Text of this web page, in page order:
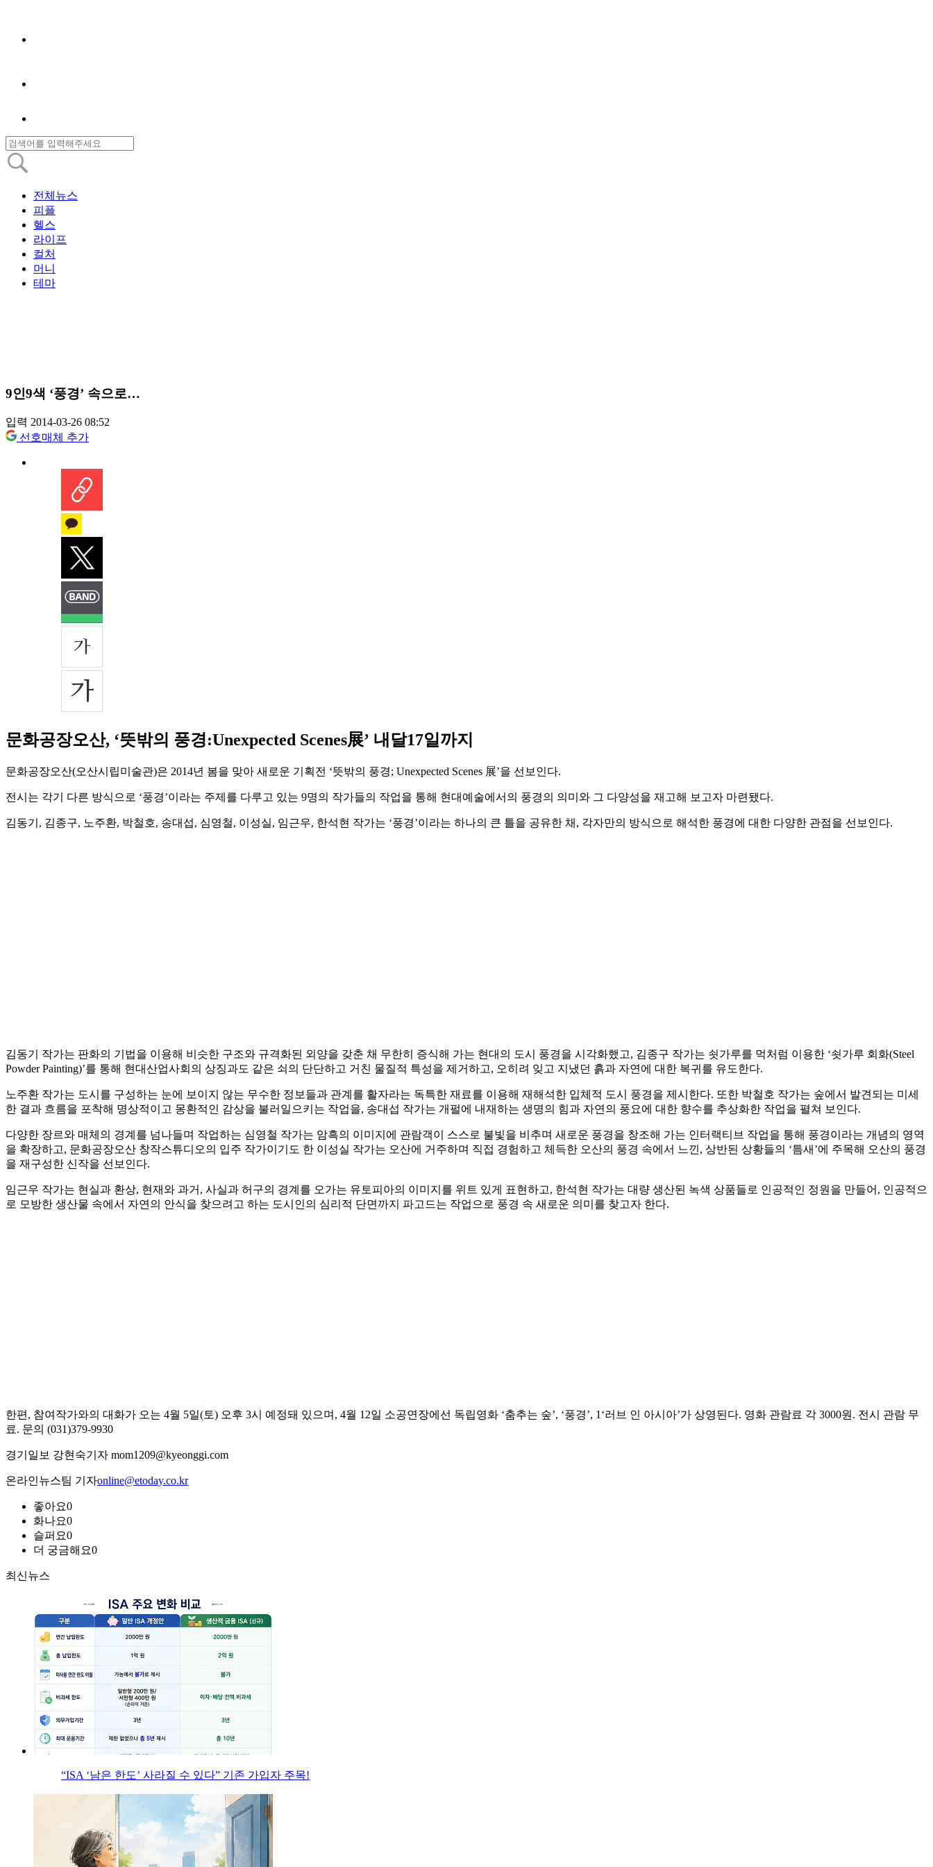
전체뉴스
피플
헬스
라이프
컬처
머니
테마
9인9색 ‘풍경’ 속으로…
입력 2014-03-26 08:52
선호매체 추가
문화공장오산, ‘뜻밖의 풍경:Unexpected Scenes展’ 내달17일까지
문화공장오산(오산시립미술관)은 2014년 봄을 맞아 새로운 기획전 ‘뜻밖의 풍경; Unexpected Scenes 展’을 선보인다.
전시는 각기 다른 방식으로 ‘풍경’이라는 주제를 다루고 있는 9명의 작가들의 작업을 통해 현대예술에서의 풍경의 의미와 그 다양성을 재고해 보고자 마련됐다.
김동기, 김종구, 노주환, 박철호, 송대섭, 심영철, 이성실, 임근우, 한석현 작가는 ‘풍경’이라는 하나의 큰 틀을 공유한 채, 각자만의 방식으로 해석한 풍경에 대한 다양한 관점을 선보인다.
김동기 작가는 판화의 기법을 이용해 비슷한 구조와 규격화된 외양을 갖춘 채 무한히 증식해 가는 현대의 도시 풍경을 시각화했고, 김종구 작가는 쇳가루를 먹처럼 이용한 ‘쇳가루 회화(Steel
Powder Painting)’를 통해 현대산업사회의 상징과도 같은 쇠의 단단하고 거친 물질적 특성을 제거하고, 오히려 잊고 지냈던 흙과 자연에 대한 복귀를 유도한다.
노주환 작가는 도시를 구성하는 눈에 보이지 않는 무수한 정보들과 관계를 활자라는 독특한 재료를 이용해 재해석한 입체적 도시 풍경을 제시한다. 또한 박철호 작가는 숲에서 발견되는 미세
한 결과 흐름을 포착해 명상적이고 몽환적인 감상을 불러일으키는 작업을, 송대섭 작가는 개펄에 내재하는 생명의 힘과 자연의 풍요에 대한 향수를 추상화한 작업을 펼쳐 보인다.
다양한 장르와 매체의 경계를 넘나들며 작업하는 심영철 작가는 암흑의 이미지에 관람객이 스스로 불빛을 비추며 새로운 풍경을 창조해 가는 인터랙티브 작업을 통해 풍경이라는 개념의 영역
을 확장하고, 문화공장오산 창작스튜디오의 입주 작가이기도 한 이성실 작가는 오산에 거주하며 직접 경험하고 체득한 오산의 풍경 속에서 느낀, 상반된 상황들의 ‘틈새’에 주목해 오산의 풍경
을 재구성한 신작을 선보인다.
임근우 작가는 현실과 환상, 현재와 과거, 사실과 허구의 경계를 오가는 유토피아의 이미지를 위트 있게 표현하고, 한석현 작가는 대량 생산된 녹색 상품들로 인공적인 정원을 만들어, 인공적으
로 모방한 생산물 속에서 자연의 안식을 찾으려고 하는 도시인의 심리적 단면까지 파고드는 작업으로 풍경 속 새로운 의미를 찾고자 한다.
한편, 참여작가와의 대화가 오는 4월 5일(토) 오후 3시 예정돼 있으며, 4월 12일 소공연장에선 독립영화 ‘춤추는 숲’, ‘풍경’, 1‘러브 인 아시아’가 상영된다. 영화 관람료 각 3000원. 전시 관람 무
료. 문의 (031)379-9930
경기일보 강현숙기자 mom1209@kyeonggi.com
온라인뉴스팀 기자online@etoday.co.kr
좋아요0
화나요0
슬퍼요0
더 궁금해요0
최신뉴스
“ISA ‘남은 한도’ 사라질 수 있다” 기존 가입자 주목!